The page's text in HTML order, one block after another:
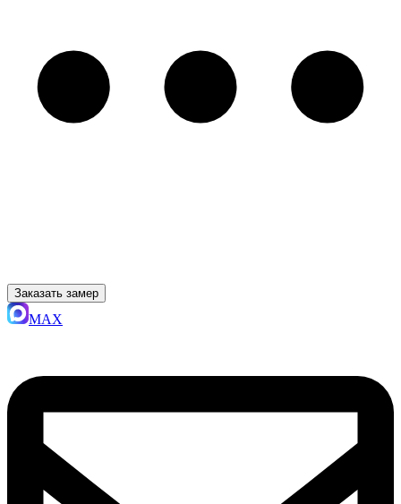
Заказать замер
MAX